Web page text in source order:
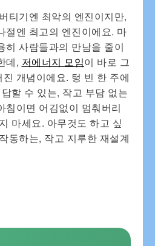
티기엔 최악의 엔진이지만,
절엔 최고의 엔진이에요. 마
히 사람들과의 만남을 줄이
데, 저에너지 모임이 바로 그
개념이에요. 텅 빈 한 주에
답할 수 있는, 작고 부담 없는
침이면 어김없이 멈춰버리
마세요. 아무것도 하고 싶
동하는, 작고 지루한 재설계